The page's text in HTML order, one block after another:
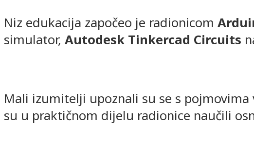
Niz edukacija započeo je radionicom
simulator, Autodesk Tinkercad Circuits
Mali izumitelji upoznali su se s
su u praktičnom dijelu radionice naučili